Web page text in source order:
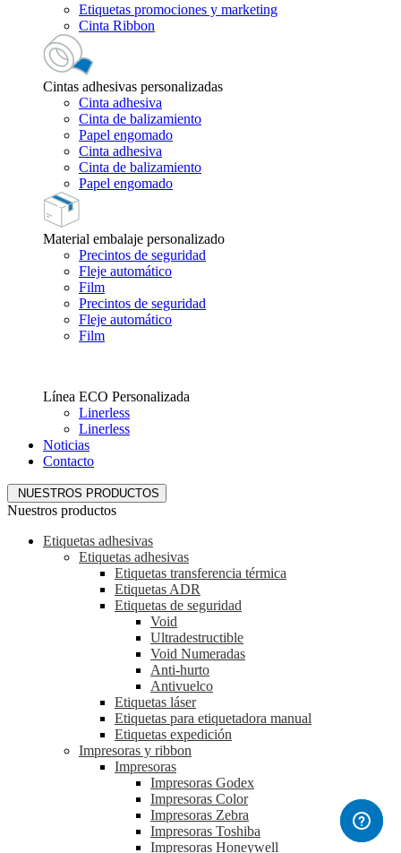
Etiquetas promociones y marketing
Cinta Ribbon
Cintas adhesivas personalizadas
Cinta adhesiva
Cinta de balizamiento
Papel engomado
Cinta adhesiva
Cinta de balizamiento
Papel engomado
Material embalaje personalizado
Precintos de seguridad
Fleje automático
Film
Precintos de seguridad
Fleje automático
Film
Línea ECO Personalizada
Linerless
Linerless
Noticias
Contacto
NUESTROS PRODUCTOS
Nuestros productos
Etiquetas adhesivas
Etiquetas adhesivas
Etiquetas transferencia térmica
Etiquetas ADR
Etiquetas de seguridad
Void
Ultradestructible
Void Numeradas
Anti-hurto
Antivuelco
Etiquetas láser
Etiquetas para etiquetadora manual
Etiquetas expedición
Impresoras y ribbon
Impresoras
Impresoras Godex
Impresoras Color
Impresoras Zebra
Impresoras Toshiba
Impresoras Honeywell